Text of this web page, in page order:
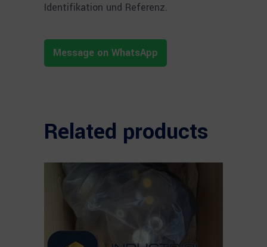
Identifikation und Referenz.
Message on WhatsApp
Related products